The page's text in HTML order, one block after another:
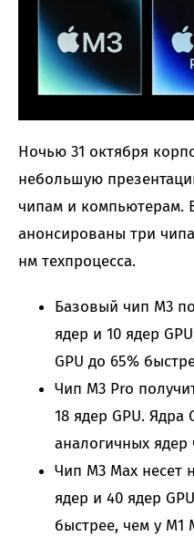
Ночью 31 октября
небольшую
чипам и компьютерам.
анонсированы три
нм техпроцесса.
Базовый чип M3
ядер и 10 ядер
GPU до 65%
Чип M3 Pro
18 ядер GPU. Ядра
аналогичных ядер
Чип M3 Max несет
ядер и 40 ядер
быстрее, чем у M1